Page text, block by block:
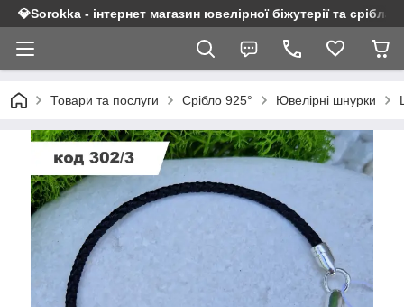
💎Sorokka - інтернет магазин ювелірної біжутерії та срібла
Товари та послуги Срібло 925° Ювелірні шнурки